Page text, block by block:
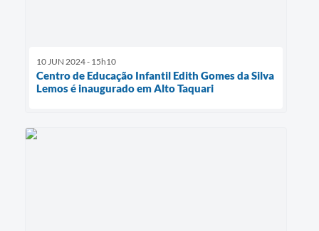
10 JUN 2024 - 15h10
Centro de Educação Infantil Edith Gomes da Silva
Lemos é inaugurado em Alto Taquari